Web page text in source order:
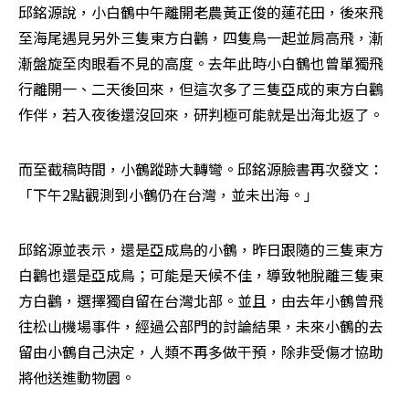
邱銘源說，小白鶴中午離開老農黃正俊的蓮花田，後來飛
至海尾遇見另外三隻東方白鸛，四隻鳥一起並肩高飛，漸
漸盤旋至肉眼看不見的高度。去年此時小白鶴也曾單獨飛
行離開一、二天後回來，但這次多了三隻亞成的東方白鸛
作伴，若入夜後還沒回來，研判極可能就是出海北返了。
而至截稿時間，小鶴蹤跡大轉彎。邱銘源臉書再次發文：
「下午2點觀測到小鶴仍在台灣，並未出海。」
邱銘源並表示，還是亞成鳥的小鶴，昨日跟隨的三隻東方
白鸛也還是亞成鳥；可能是天候不佳，導致牠脫離三隻東
方白鸛，選擇獨自留在台灣北部。並且，由去年小鶴曾飛
往松山機場事件，經過公部門的討論結果，未來小鶴的去
留由小鶴自己決定，人類不再多做干預，除非受傷才協助
將他送進動物園。